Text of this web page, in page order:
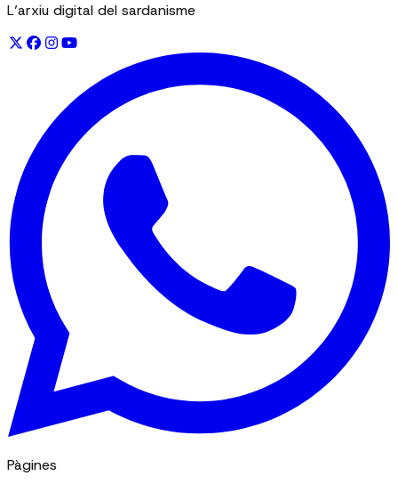
L’arxiu digital del sardanisme
Pàgines